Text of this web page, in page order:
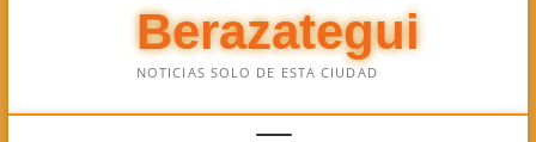
Berazategui
NOTICIAS SOLO DE ESTA CIUDAD